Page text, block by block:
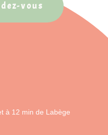
vous
à 12 min de Labège